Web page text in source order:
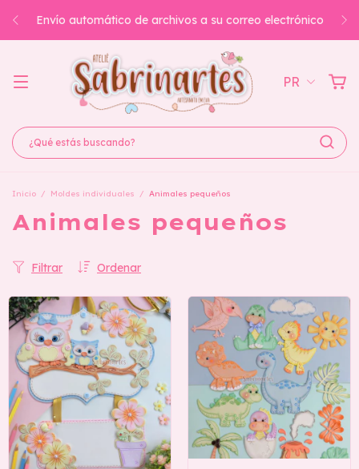
También puedes acceder a ellos en la página de
Downloads.
PR
Inicio / Moldes individuales / Animales pequeños
Animales pequeños
Ordenar
Filtrar